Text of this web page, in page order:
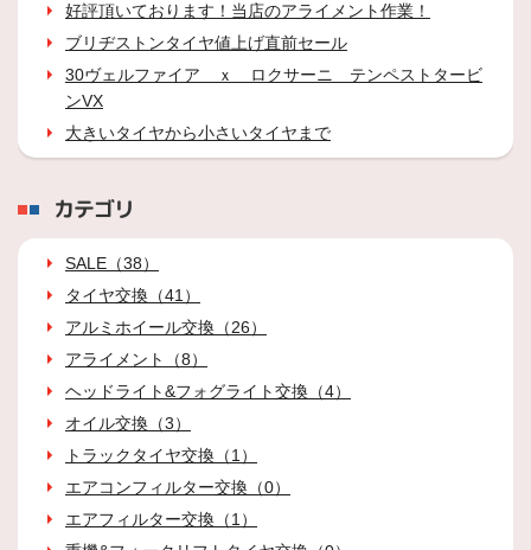
好評頂いております！当店のアライメント作業！
ブリヂストンタイヤ値上げ直前セール
30ヴェルファイア ｘ ロクサーニ テンペストタービ
ンVX
大きいタイヤから小さいタイヤまで
カテゴリ
SALE（38）
タイヤ交換（41）
アルミホイール交換（26）
アライメント（8）
ヘッドライト&フォグライト交換（4）
オイル交換（3）
トラックタイヤ交換（1）
エアコンフィルター交換（0）
エアフィルター交換（1）